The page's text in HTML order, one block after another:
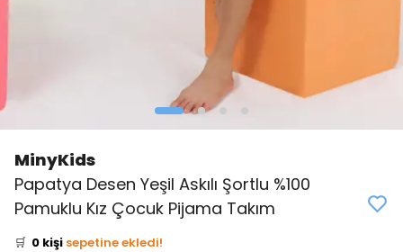
MinyKids
Papatya Desen Yeşil Askılı Şortlu %100
Pamuklu Kız Çocuk Pijama Takım
👀 Şu an5 kişi
inceliyor!
favoriledi!
🛒 0 kişi sepetine ekledi!